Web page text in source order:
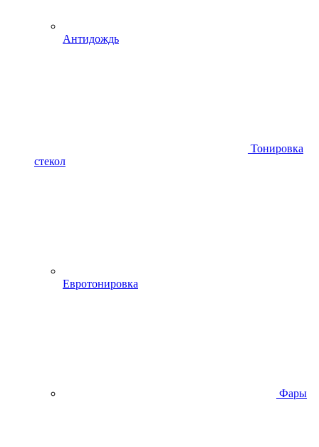
Антидождь
Тонировка
стекол
Евротонировка
Фары